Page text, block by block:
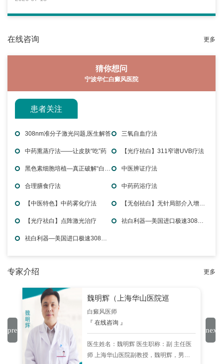
在线咨询 更多
猜你想问
宁波华仁白癜风医院
患者关注
308nm准分子激光问题,医生解答 三氧自血疗法
中药熏蒸疗法——让皮肤“吃”药 【光疗祛白】311窄谱UVB疗法
黑色素细胞培植—真正破解“白魔”秘密 中医辨证疗法
合理膳食疗法 中药药浴疗法
【中医特色】中药雾化疗法 【无创祛白】无针局部介入增敏疗法
【光疗祛白】点阵激光治疗 祛白利器—美国进口极速308准分子激光治疗
祛白利器—美国进口极速308准分子激光治疗
专家介绍 更多
魏明辉（上海华山医院巡
白癜风医师
『 在线咨询 』
医生姓名：魏明辉 医生职称：副 主任医
师 上海华山医院副教授，魏明辉，男，